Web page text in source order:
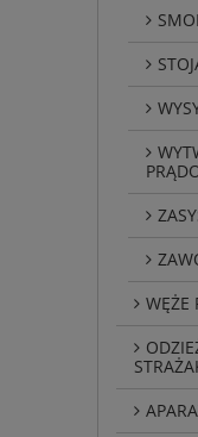
WĘŻE